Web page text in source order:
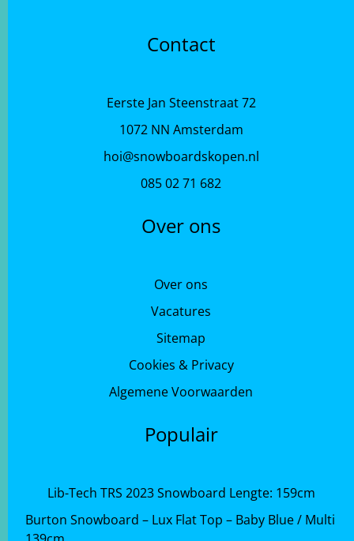
Contact
Eerste Jan Steenstraat 72
1072 NN Amsterdam
hoi@snowboardskopen.nl
085 02 71 682
Over ons
Over ons
Vacatures
Sitemap
Cookies & Privacy
Algemene Voorwaarden
Populair
Lib-Tech TRS 2023 Snowboard Lengte: 159cm
Burton Snowboard – Lux Flat Top – Baby Blue / Multi